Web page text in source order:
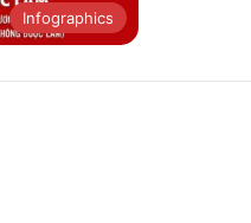
Infographics